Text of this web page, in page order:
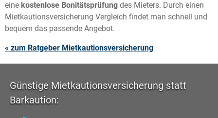
eine kostenlose Bonitätsprüfung des Mieters. Durch einen
Mietkautionsversicherung Vergleich findet man schnell und
bequem das passende Angebot.
« zum Ratgeber Mietkautionsversicherung
Günstige Mietkautionsversicherung statt
Barkaution: